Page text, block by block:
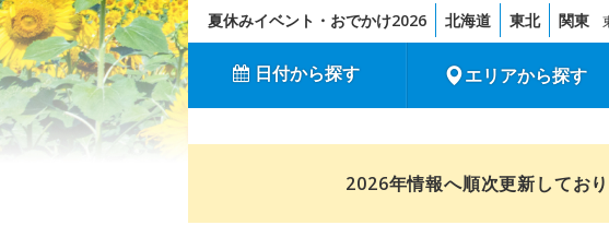
夏休みイベント・おでかけ2026 北海道 東北 関東
日付から探す エリアから探す
2026年情報へ順次更新してお